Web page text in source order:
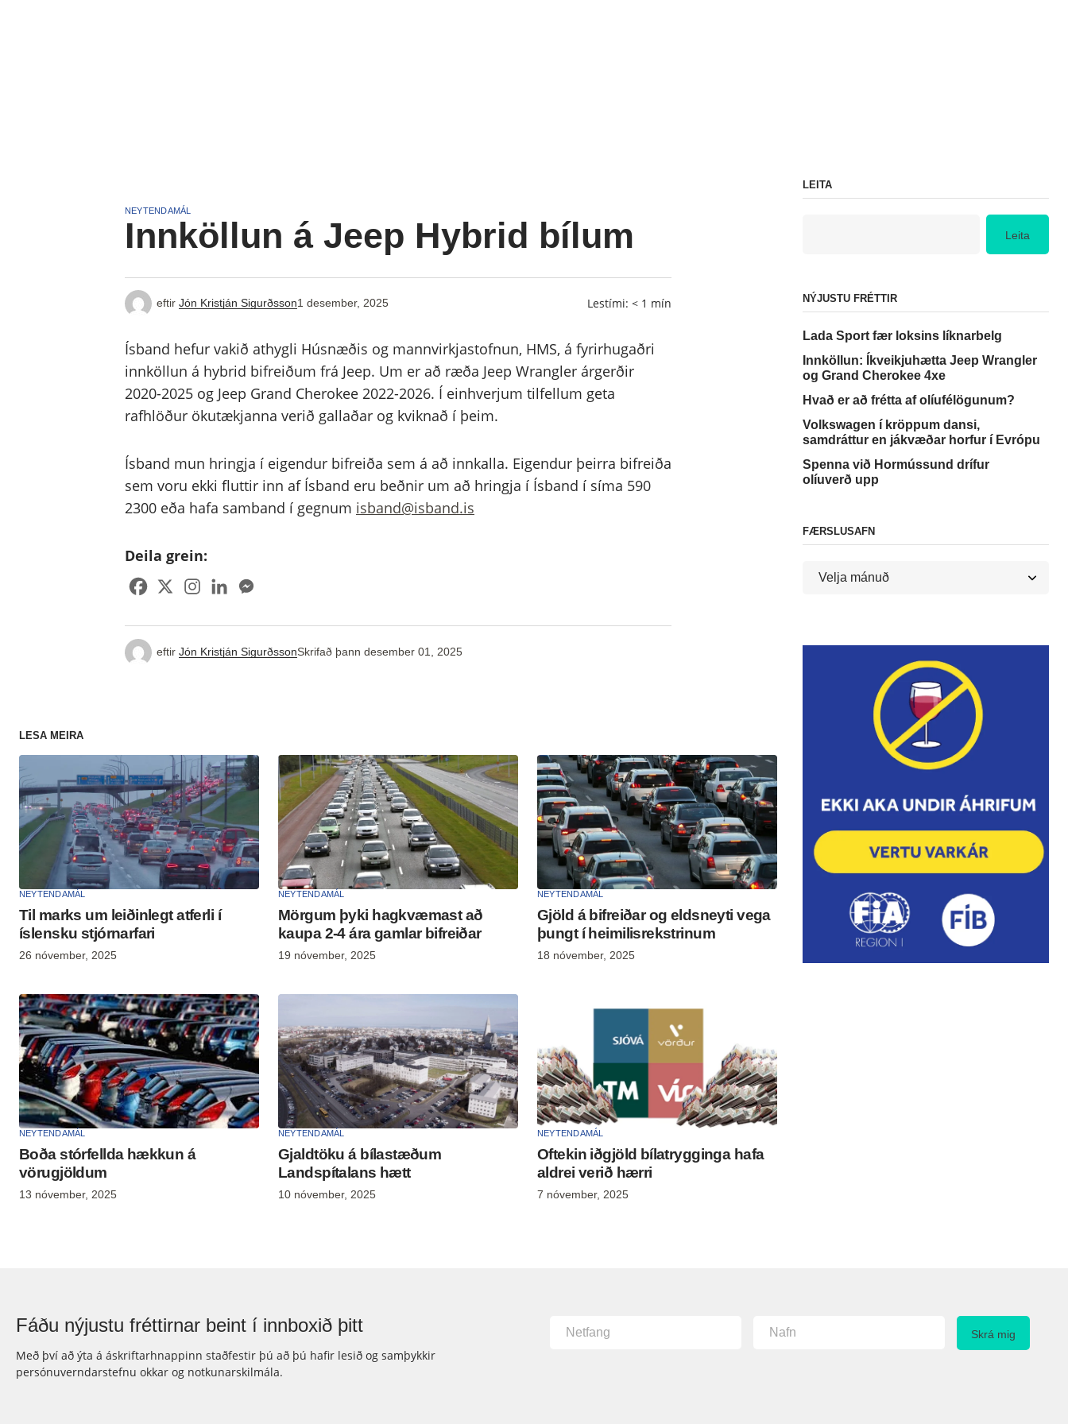
NEYTENDAMÁL
Innköllun á Jeep Hybrid bílum
eftir Jón Kristján Sigurðsson1 desember, 2025 Lestími: < 1 mín
Ísband hefur vakið athygli Húsnæðis og mannvirkjastofnun, HMS, á fyrirhugaðri
innköllun á hybrid bifreiðum frá Jeep. Um er að ræða Jeep Wrangler árgerðir
2020-2025 og Jeep Grand Cherokee 2022-2026. Í einhverjum tilfellum geta
rafhlöður ökutækjanna verið gallaðar og kviknað í þeim.
Ísband mun hringja í eigendur bifreiða sem á að innkalla. Eigendur þeirra bifreiða
sem voru ekki fluttir inn af Ísband eru beðnir um að hringja í Ísband í síma 590
2300 eða hafa samband í gegnum isband@isband.is
Deila grein:
eftir Jón Kristján SigurðssonSkrifað þann desember 01, 2025
LESA MEIRA
NEYTENDAMÁL
Til marks um leiðinlegt atferli í
íslensku stjórnarfari
26 nóvember, 2025
NEYTENDAMÁL
Mörgum þyki hagkvæmast að
kaupa 2-4 ára gamlar bifreiðar
19 nóvember, 2025
NEYTENDAMÁL
Gjöld á bifreiðar og eldsneyti vega
þungt í heimilisrekstrinum
18 nóvember, 2025
NEYTENDAMÁL
Boða stórfellda hækkun á
vörugjöldum
13 nóvember, 2025
NEYTENDAMÁL
Gjaldtöku á bílastæðum
Landspítalans hætt
10 nóvember, 2025
NEYTENDAMÁL
Oftekin iðgjöld bílatrygginga hafa
aldrei verið hærri
7 nóvember, 2025
LEITA
Leita
NÝJUSTU FRÉTTIR
Lada Sport fær loksins líknarbelg
Innköllun: Íkveikjuhætta Jeep Wrangler
og Grand Cherokee 4xe
Hvað er að frétta af olíufélögunum?
Volkswagen í kröppum dansi,
samdráttur en jákvæðar horfur í Evrópu
Spenna við Hormússund drífur
olíuverð upp
FÆRSLUSAFN
Fáðu nýjustu fréttirnar beint í innboxið þitt
Með því að ýta á áskriftarhnappinn staðfestir þú að þú hafir lesið og samþykkir
persónuverndarstefnu okkar og notkunarskilmála.